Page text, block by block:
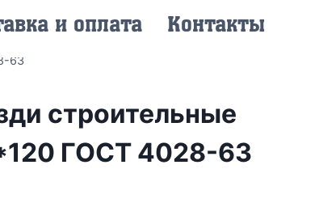
и оплата Контакты
63
строительные
ГОСТ 4028-63